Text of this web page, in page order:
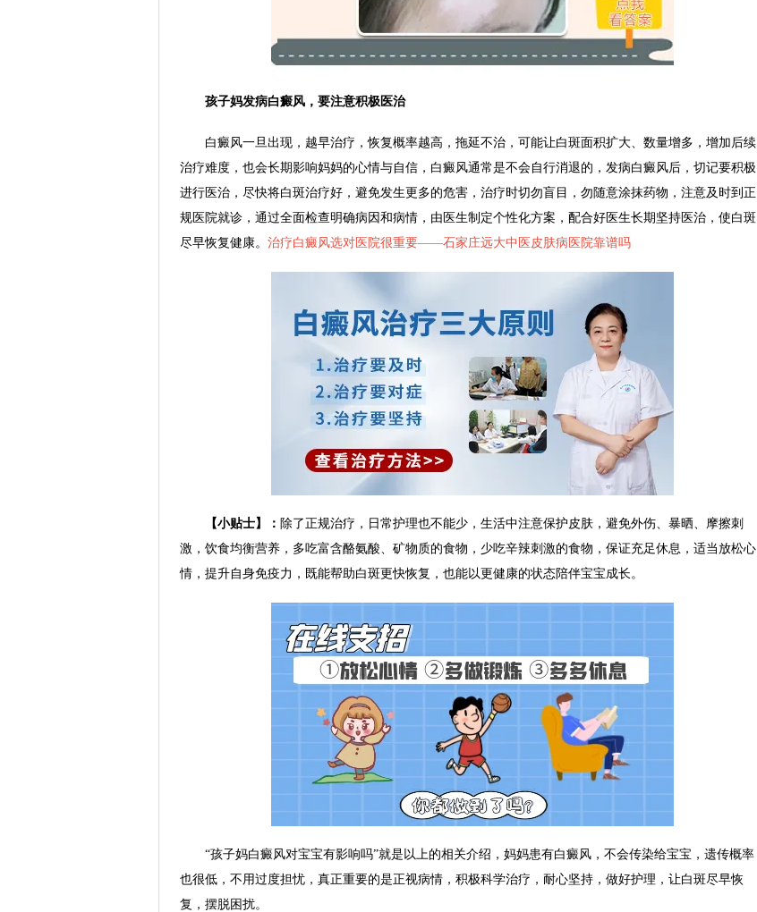
孩子妈发病白癜风，要注意积极医治
白癜风一旦出现，越早治疗，恢复概率越高，拖延不治，可能让白斑面积扩大、数量增多，增加后续
治疗难度，也会长期影响妈妈的心情与自信，白癜风通常是不会自行消退的，发病白癜风后，切记要积极
进行医治，尽快将白斑治疗好，避免发生更多的危害，治疗时切勿盲目，勿随意涂抹药物，注意及时到正
规医院就诊，通过全面检查明确病因和病情，由医生制定个性化方案，配合好医生长期坚持医治，使白斑
尽早恢复健康。 治疗白癜风选对医院很重要——石家庄远大中医皮肤病医院靠谱吗
【小贴士】： 除了正规治疗，日常护理也不能少，生活中注意保护皮肤，避免外伤、暴晒、摩擦刺
激，饮食均衡营养，多吃富含酪氨酸、矿物质的食物，少吃辛辣刺激的食物，保证充足休息，适当放松心
情，提升自身免疫力，既能帮助白斑更快恢复，也能以更健康的状态陪伴宝宝成长。
“孩子妈白癜风对宝宝有影响吗”就是以上的相关介绍，妈妈患有白癜风，不会传染给宝宝，遗传概率
也很低，不用过度担忧，真正重要的是正视病情，积极科学治疗，耐心坚持，做好护理，让白斑尽早恢
复，摆脱困扰。